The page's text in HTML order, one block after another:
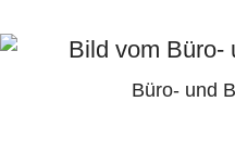
Büro- und